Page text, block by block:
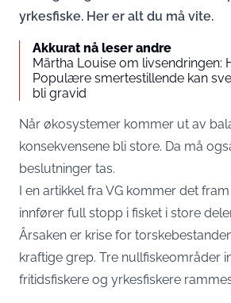
yrkesfiske. Her er alt du må vite.
Akkurat nå leser andre
Märtha Louise om livsendringen:
Populære smertestillende kan
bli gravid
Når økosystemer kommer ut av
konsekvensene bli store. Da må
beslutninger tas.
I en artikkel fra VG kommer det
innfører full stopp i fisket i store
Årsaken er krise for
kraftige grep. Tre nullfiskeområder
fritidsfiskere og yrkesfiskere